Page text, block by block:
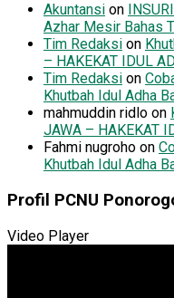
Akuntansi on
Azhar Mesir Bahas
Tim Redaksi on
– HAKEKAT IDUL
Tim Redaksi on
Khutbah Idul Adha
mahmuddin ridlo on
JAWA – HAKEKAT
Fahmi nugroho on
Khutbah Idul Adha
Profil PCNU
Video Player